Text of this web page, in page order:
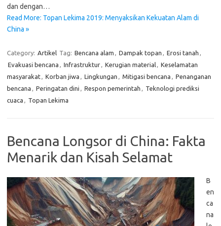
dan dengan…
Read More: Topan Lekima 2019: Menyaksikan Kekuatan Alam di
China »
Category: Artikel Tag: Bencana alam , Dampak topan , Erosi tanah ,
Evakuasi bencana , Infrastruktur, Kerugian material, Keselamatan
masyarakat, Korban jiwa , Lingkungan , Mitigasi bencana , Penanganan
bencana , Peringatan dini , Respon pemerintah , Teknologi prediksi
cuaca , Topan Lekima
Bencana Longsor di China: Fakta
Menarik dan Kisah Selamat
B
en
ca
na